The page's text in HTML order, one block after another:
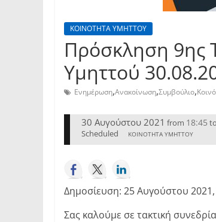
ΚΟΙΝΟΤΗΤΑ ΥΜΗΤΤΟΥ
Πρόσκληση 9ης
Υμηττού
Ενημέρωση,Ανακοίνωση,Συμβούλιο,
30 Αυγούστου 2021 from 18:45 to
Scheduled ΚΟΙΝΟΤΗΤΑ ΥΜΗΤΤΟΥ
Δημοσίευση: 25 Αυγούστου
Σας καλούμε σε τακτική